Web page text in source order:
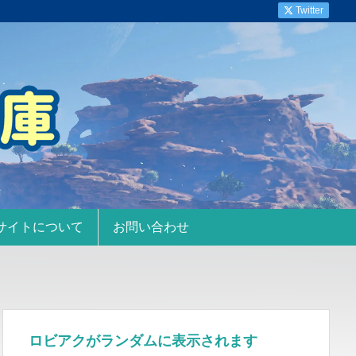
イトについて お問い合わせ
Twitter
ロビアクがランダムに表示されます